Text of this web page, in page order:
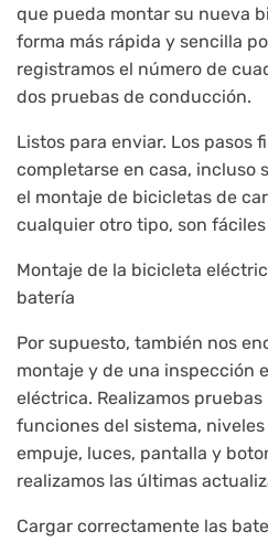
que pueda montar su nueva
forma más rápida y sencilla
registramos el número de
dos pruebas de conducción.
Listos para enviar. Los pasos
completarse en casa, incluso
el montaje de bicicletas de
cualquier otro tipo, son
Montaje de la bicicleta
batería
Por supuesto, también nos
montaje y de una inspección
eléctrica. Realizamos
funciones del sistema,
empuje, luces, pantalla y
realizamos las últimas
Cargar correctamente las